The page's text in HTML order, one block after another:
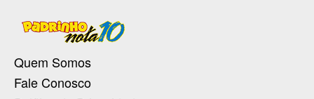
Quem Somos
Fale Conosco